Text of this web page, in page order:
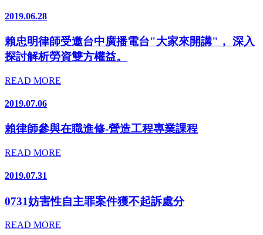
2019.06.28
賴忠明律師受邀台中廣播電台"大家來開講"， 深入
探討解析勞資雙方權益。
READ MORE
2019.07.06
賴律師參與在職進修-營造工程專業課程
READ MORE
2019.07.31
0731妨害性自主罪案件獲不起訴處分
READ MORE